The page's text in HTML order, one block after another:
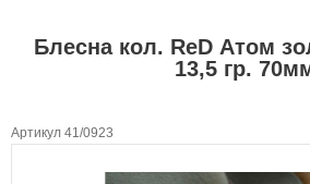
Блесна кол. ReD Атом
13,5 гр.
Артикул 41/0923